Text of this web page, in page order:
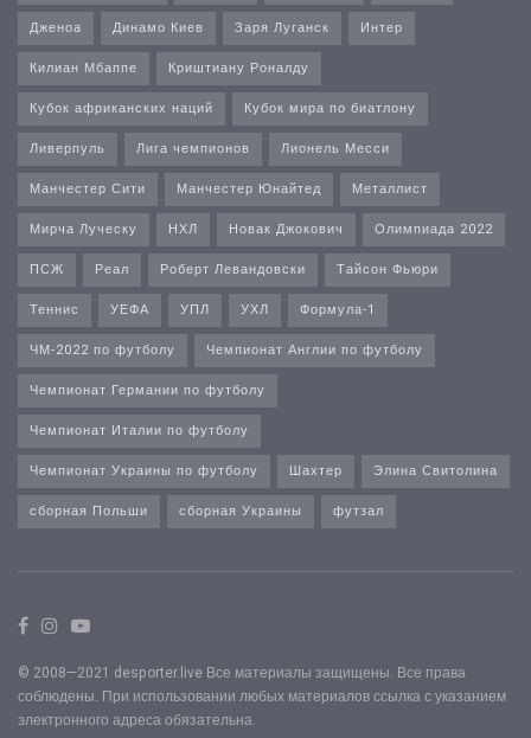
Дженоа
Динамо Киев Заря Луганск
Интер
Килиан Мбаппе
Криштиану Роналду
Кубок африканских наций
Кубок мира по биатлону
Ливерпуль
Лига чемпионов
Лионель Месси
Манчестер Сити
Манчестер Юнайтед
Металлист
Мирча Луческу
НХЛ Новак Джокович
Олимпиада 2022
ПСЖ
Реал Роберт Левандовски
Тайсон Фьюри
Теннис
УЕФА УПЛ УХЛ
Формула-1
ЧМ-2022 по футболу
Чемпионат Англии по футболу
Чемпионат Германии по футболу
Чемпионат Италии по футболу
Чемпионат Украины по футболу
Шахтер
Элина Свитолина
сборная Польши
сборная Украины футзал
© 2008—2021 desporter.live Все материалы защищены. Все права
соблюдены. При использовании любых материалов ссылка с указанием
электронного адреса обязательна.